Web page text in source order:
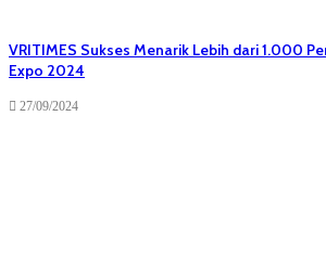
VRITIMES Sukses Menarik Lebih dari 1.000
Expo 2024
27/09/2024